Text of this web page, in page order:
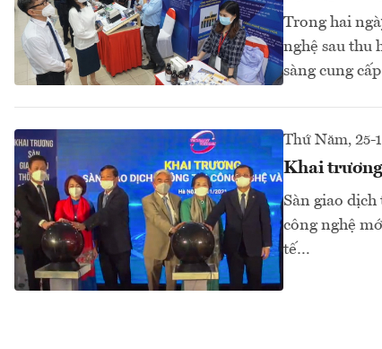
Trong hai
nghệ sau thu
sàng cung
Thứ Năm, 25-
Khai trương
Sàn giao
công nghệ
tế…